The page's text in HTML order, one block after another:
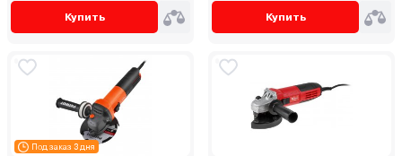
Купить Купить
Под заказ 3 дня